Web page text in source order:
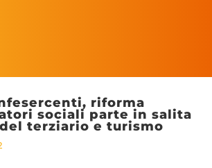
riforma
sociali parte in salita
terziario e turismo